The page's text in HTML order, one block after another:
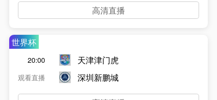
高清直播
世界杯
20:00
观看直播
天津津门虎
深圳新鹏城